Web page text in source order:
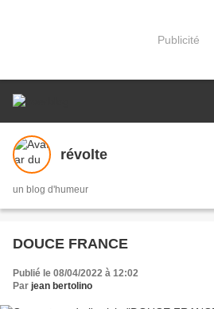
Publicité
révolte
un blog d'humeur
DOUCE FRANCE
Publié le 08/04/2022 à 12:02
Par jean bertolino